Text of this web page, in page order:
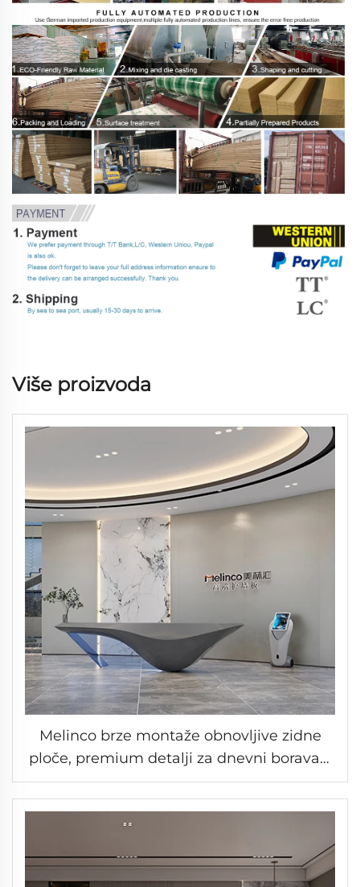
Više proizvoda
Melinco brze montaže obnovljive zidne
ploče, premium detalji za dnevni boravak,
otporne na ogrebotine, mrlje i vodu